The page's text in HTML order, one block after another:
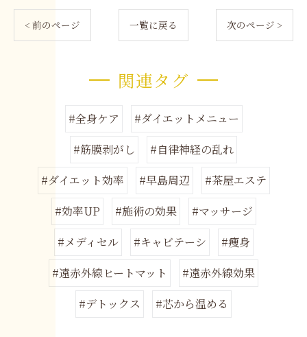
< 前のページ 一覧に戻る 次のページ >
関連タグ
#全身ケア
#ダイエットメニュー
#筋膜剥がし
#自律神経の乱れ
#ダイエット効率
#早島周辺
#茶屋エステ
#効率UP
#施術の効果
#マッサージ
#メディセル
#キャビテーシ
#痩身
#遠赤外線ヒートマット
#遠赤外線効果
#デトックス
#芯から温める